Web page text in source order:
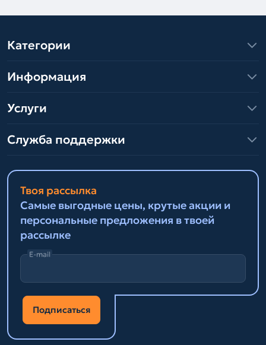
Категории
Информация
Услуги
Служба поддержки
Твоя рассылка
Самые выгодные цены, крутые акции и
персональные предложения в твоей
рассылке
E-mail
Подписаться